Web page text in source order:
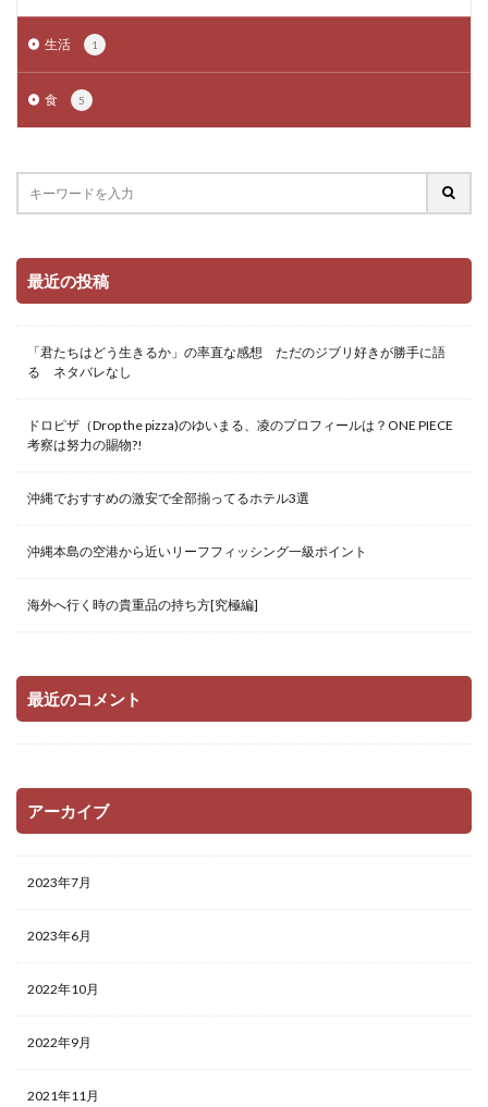
生活 1
食 5
最近の投稿
「君たちはどう生きるか」の率直な感想 ただのジブリ好きが勝手に語
る ネタバレなし
ドロピザ（Drop the pizza)のゆいまる、凌のプロフィールは？ONE PIECE
考察は努力の賜物?!
沖縄でおすすめの激安で全部揃ってるホテル3選
沖縄本島の空港から近いリーフフィッシング一級ポイント
海外へ行く時の貴重品の持ち方[究極編]
最近のコメント
アーカイブ
2023年7月
2023年6月
2022年10月
2022年9月
2021年11月